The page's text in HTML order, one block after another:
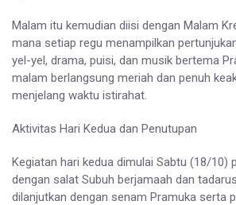
Malam itu kemudian diisi dengan Malam
mana setiap regu menampilkan
yel-yel, drama, puisi, dan musik bertema
malam berlangsung meriah dan penuh
menjelang waktu istirahat.
Aktivitas Hari Kedua dan Penutupan
Kegiatan hari kedua dimulai Sabtu (18/10)
dengan salat Subuh berjamaah dan
dilanjutkan dengan senam Pramuka serta